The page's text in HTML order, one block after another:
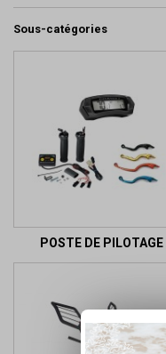
Sous-catégories
POSTE DE PILOTAGE